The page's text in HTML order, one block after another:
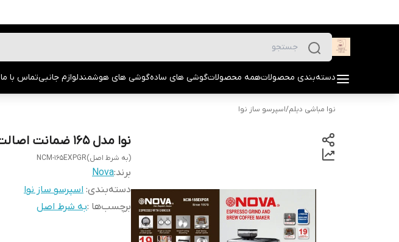
دسته‌بندی محصولاتهمه محصولاتگوشی های سادهگوشی های هوشمندلوازم جانبیتماس با ما
نوا مباشی دیلم/اسپرسو ساز نوا
نوا مدل 165 ضمانت اصالت کالا، ارسال سریع original
(به شرط اصل)NCM-165EXPGR
برند:Nova
دسته‌بندی: اسپرسو ساز نوا
برچسب‌ها :به شرط اصل